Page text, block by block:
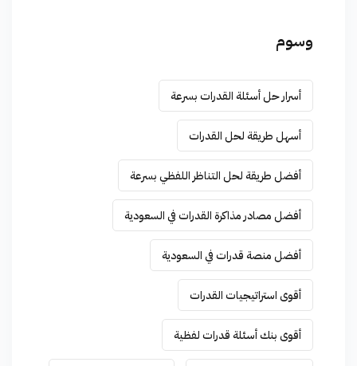
وسوم
أسرار حل أسئلة القدرات بسرعة
أسهل طريقة لحل القدرات
أفضل طريقة لحل التناظر اللفظي بسرعة
أفضل مصادر مذاكرة القدرات في السعودية
أفضل منصة قدرات في السعودية
أقوى استراتيجيات القدرات
أقوى بنك أسئلة قدرات لفظية